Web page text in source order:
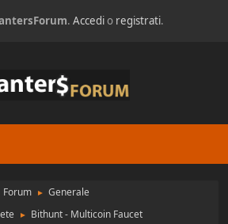
. Accedio registrati.
Forum ► Generale
► Bithunt - Multicoin Faucet